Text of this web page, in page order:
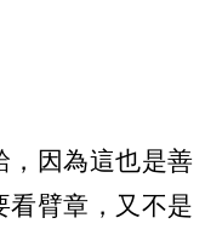
，因為這也是善
看臂章，又不是